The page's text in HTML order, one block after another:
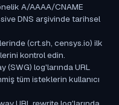
A/AAAA/CNAME
DNS arşivinde tarihsel
(crt.sh, censys.io) ilk
kontrol edin.
log'larında URL
tüm isteklerin kullanıcı